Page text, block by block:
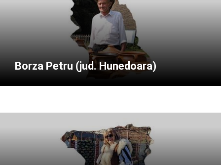
Borza Petru (jud. Hunedoara)